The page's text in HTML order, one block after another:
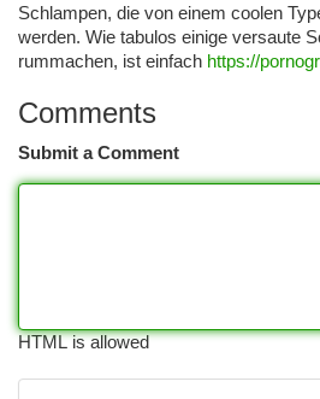
Schlampen, die von einem coolen
werden. Wie tabulos einige versaute
rummachen, ist einfach https://
Comments
Submit a Comment
HTML is allowed